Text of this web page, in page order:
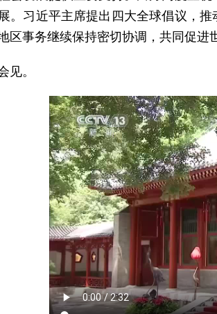
。习近平主席提出四大全球倡议，
区事务继续保持密切协调，共同促进
见。